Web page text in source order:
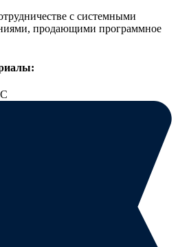
с системными
продающими программное